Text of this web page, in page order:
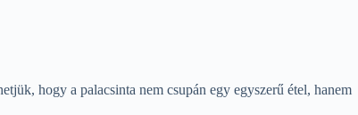
hogy a palacsinta nem csupán egy egyszerű étel, hanem